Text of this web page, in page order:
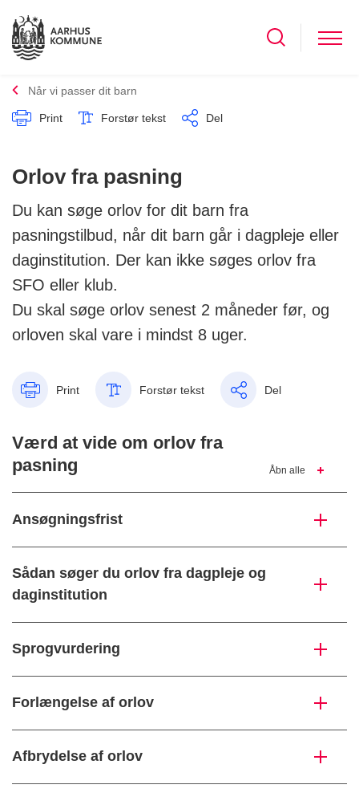
Når vi passer dit barn
Print Forstør tekst Del
Orlov fra pasning
Du kan søge orlov for dit barn fra
pasningstilbud, når dit barn går i dagpleje eller
daginstitution. Der kan ikke søges orlov fra
SFO eller klub.
Du skal søge orlov senest 2 måneder før, og
orloven skal vare i mindst 8 uger.
Print Forstør tekst Del
Værd at vide om orlov fra
pasning
Åbn alle
Ansøgningsfrist
Sådan søger du orlov fra dagpleje og
daginstitution
Sprogvurdering
Forlængelse af orlov
Afbrydelse af orlov